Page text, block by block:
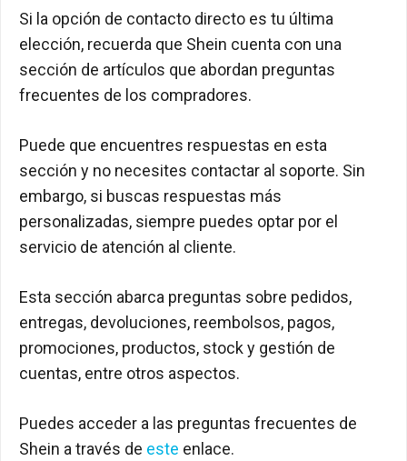
Si la opción de contacto directo es tu última
elección, recuerda que Shein cuenta con una
sección de artículos que abordan preguntas
frecuentes de los compradores.
Puede que encuentres respuestas en esta
sección y no necesites contactar al soporte. Sin
embargo, si buscas respuestas más
personalizadas, siempre puedes optar por el
servicio de atención al cliente.
Esta sección abarca preguntas sobre pedidos,
entregas, devoluciones, reembolsos, pagos,
promociones, productos, stock y gestión de
cuentas, entre otros aspectos.
Puedes acceder a las preguntas frecuentes de
Shein a través de este enlace.